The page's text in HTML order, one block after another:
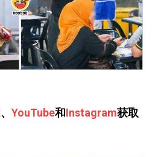
、 YouTube和Instagram获取